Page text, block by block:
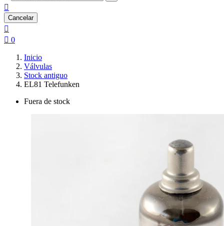

Cancelar

 0
Inicio
Válvulas
Stock antiguo
EL81 Telefunken
Fuera de stock